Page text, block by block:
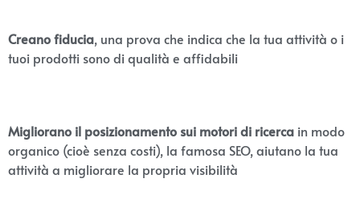
Creano fiducia, una prova che indica che la tua attività o i
tuoi prodotti sono di qualità e affidabili
Migliorano il posizionamento sui motori di ricerca in modo
organico (cioè senza costi), la famosa SEO, aiutano la tua
attività a migliorare la propria visibilità